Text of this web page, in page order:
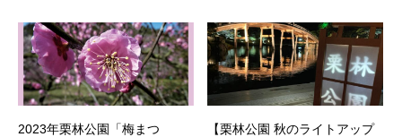
2023年栗林公園「梅まつ
【栗林公園 秋のライトアップ